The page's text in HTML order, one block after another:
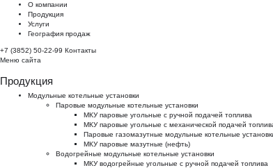
О компании
Продукция
Услуги
География продаж
+7 (3852) 50-22-99 Контакты
Меню сайта
Продукция
Модульные котельные установки
Паровые модульные котельные установки
МКУ паровые угольные с ручной подачей топлива
МКУ паровые угольные с механической подачей
Паровые газомазутные модульные котельные
МКУ паровые мазутные (нефть)
Водогрейные модульные котельные установки
МКУ водогрейные угольные с ручной подачей топлива